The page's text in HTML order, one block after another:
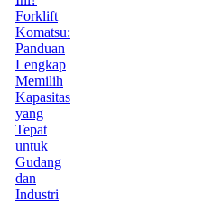
Forklift
Komatsu:
Panduan
Lengkap
Memilih
Kapasitas
yang
Tepat
untuk
Gudang
dan
Industri